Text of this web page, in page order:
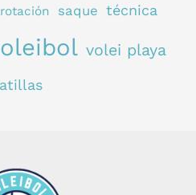
rotación saque técnica
volei playa